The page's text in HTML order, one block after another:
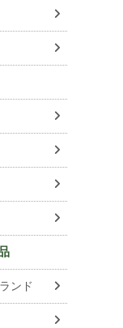
ンド